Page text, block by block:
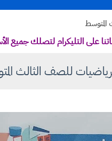
المتوسط
على التليكرام لتصلك جميع
للصف الثالث